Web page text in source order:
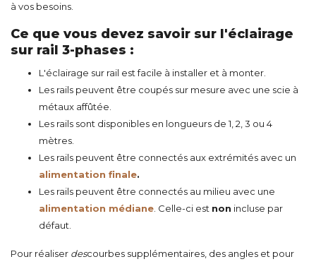
à vos besoins.
Ce que vous devez savoir sur l'éclairage
sur rail 3-phases :
L'éclairage sur rail est facile à installer et à monter.
Les rails peuvent être coupés sur mesure avec une scie à
métaux affûtée.
Les rails sont disponibles en longueurs de 1, 2, 3 ou 4
mètres.
Les rails peuvent être connectés aux extrémités avec un
alimentation finale.
Les rails peuvent être connectés au milieu avec une
alimentation médiane . Celle-ci est non incluse par
défaut.
Pour réaliser descourbes supplémentaires, des angles et pour